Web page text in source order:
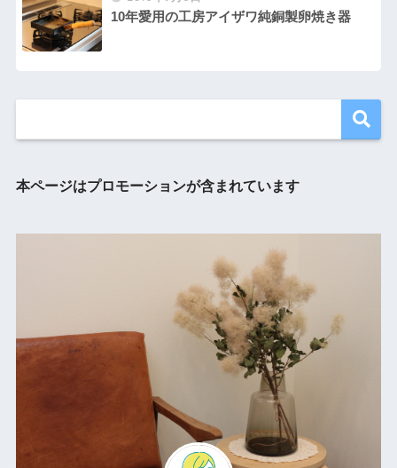
10年愛用の工房アイザワ純銅製卵焼き器
本ページはプロモーションが含まれています